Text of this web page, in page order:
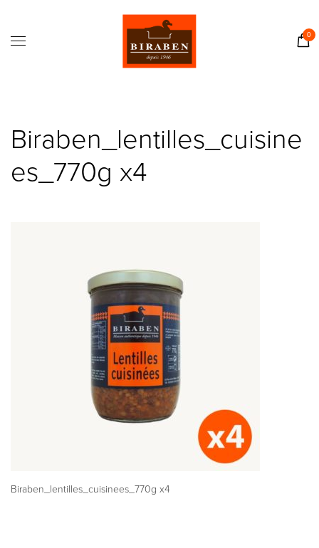
0
Contact
Biraben_lentilles_cuisine
es_770g x4
Biraben_lentilles_cuisinees_770g x4